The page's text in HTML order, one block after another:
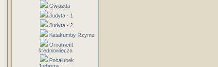
Gwiazda
Judyta - 1
Judyta - 2
Katakumby Rzymu
Ornament
średniowiecza
Pocałunek